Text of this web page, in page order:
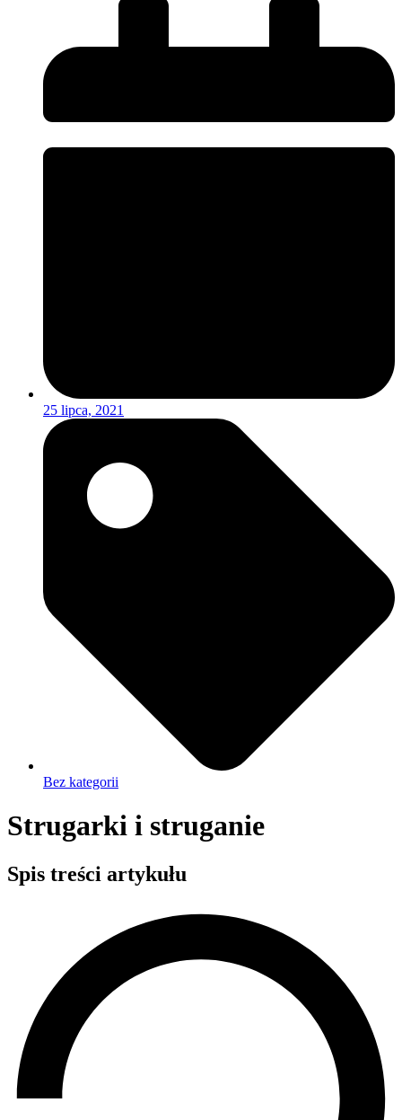
25 lipca, 2021
Bez kategorii
Strugarki i struganie
Spis treści artykułu